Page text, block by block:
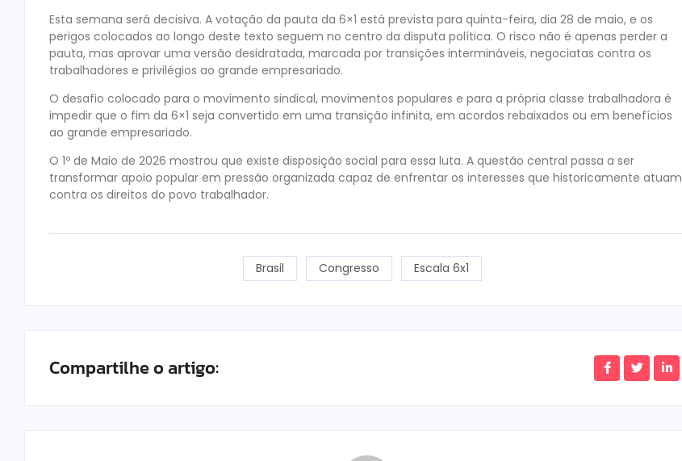
Esta semana será decisiva. A votação da pauta da 6×1 está prevista para quinta-feira, dia 28 de maio, e os
perigos colocados ao longo deste texto seguem no centro da disputa política. O risco não é apenas perder a
pauta, mas aprovar uma versão desidratada, marcada por transições intermináveis, negociatas contra os
trabalhadores e privilégios ao grande empresariado.
O desafio colocado para o movimento sindical, movimentos populares e para a própria classe trabalhadora é
impedir que o fim da 6×1 seja convertido em uma transição infinita, em acordos rebaixados ou em benefícios
ao grande empresariado.
O 1º de Maio de 2026 mostrou que existe disposição social para essa luta. A questão central passa a ser
transformar apoio popular em pressão organizada capaz de enfrentar os interesses que historicamente atuam
contra os direitos do povo trabalhador.
Brasil Congresso Escala 6x1
Compartilhe o artigo: